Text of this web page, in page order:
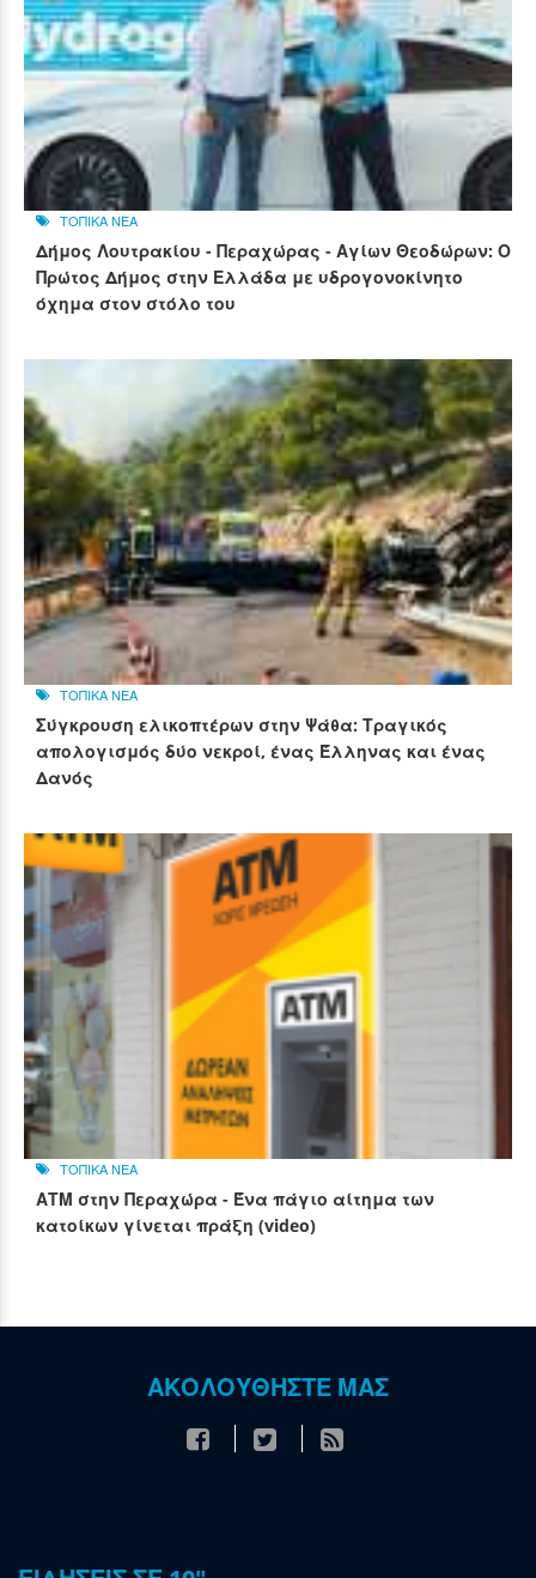
ΤΟΠΙΚΑ ΝΕΑ
Δήμος Λουτρακίου - Περαχώρας - Αγίων Θεοδώρων: Ο
Πρώτος Δήμος στην Ελλάδα με υδρογονοκίνητο
όχημα στον στόλο του
ΤΟΠΙΚΑ ΝΕΑ
Σύγκρουση ελικοπτέρων στην Ψάθα: Τραγικός
απολογισμός δύο νεκροί, ένας Έλληνας και ένας
Δανός
ΤΟΠΙΚΑ ΝΕΑ
ΑΤΜ στην Περαχώρα - Ένα πάγιο αίτημα των
κατοίκων γίνεται πράξη (video)
ΑΚΟΛΟΥΘΗΣΤΕ ΜΑΣ